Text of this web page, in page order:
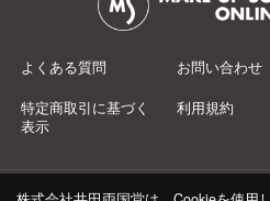
よくある質問 お問い合わせ
特定商取引に基づく
表示
利用規約